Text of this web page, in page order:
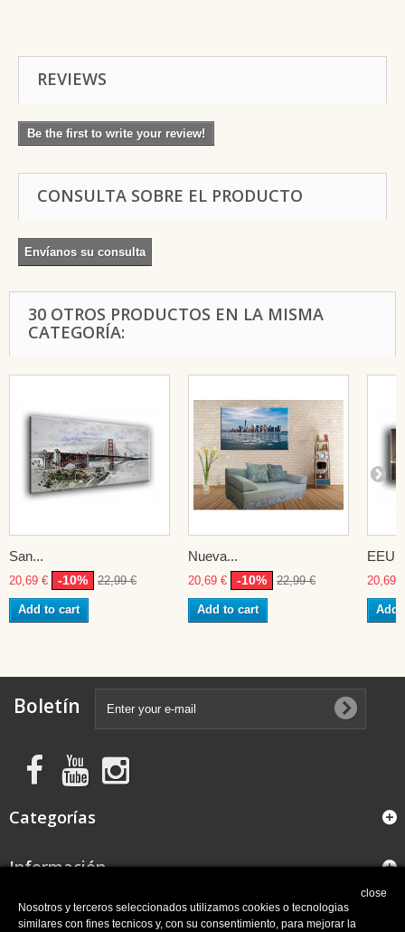
REVIEWS
Be the first to write your review!
CONSULTA SOBRE EL PRODUCTO
Envíanos su consulta
30 OTROS PRODUCTOS EN LA MISMA
CATEGORÍA:
San...
20,69 € -10% 22,99 €
Add to cart
Nueva...
20,69 € -10% 22,99 €
Add to cart
20,69 €
Add
Boletín
Categorías
Información
close
Nosotros y terceros seleccionados utilizamos cookies o tecnologias
similares con fines tecnicos y, con su consentimiento, para mejorar la